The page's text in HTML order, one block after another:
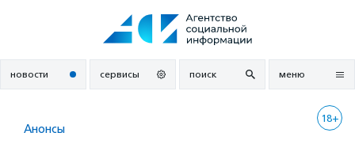
новости сервисы поиск меню
18+
Анонсы